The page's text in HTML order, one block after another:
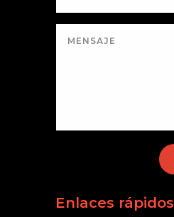
Enlaces rápidos